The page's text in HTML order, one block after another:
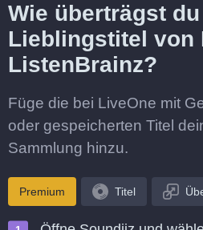
Wie überträgst
Lieblingstitel von
ListenBrainz?
Füge die bei LiveOne mit
oder gespeicherten Titel
Sammlung hinzu.
Premium Titel